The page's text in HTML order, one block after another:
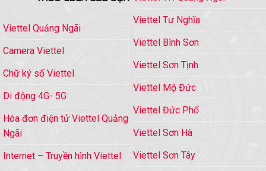
Viettel Quảng Ngãi
Camera Viettel
Chữ ký số Viettel
Di động 4G- 5G
Hóa đơn điện tử Viettel Quảng
Ngãi
Internet – Truyền hình Viettel
Viettel Tư Nghĩa
Viettel Bình Sơn
Viettel Sơn Tịnh
Viettel Mộ Đức
Viettel Đức Phổ
Viettel Sơn Hà
Viettel Sơn Tây